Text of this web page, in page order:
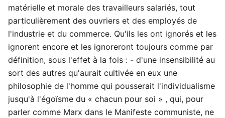
matérielle et morale des travailleurs salariés, tout
particulièrement des ouvriers et des employés de
l'industrie et du commerce. Qu'ils les ont ignorés et les
ignorent encore et les ignoreront toujours comme par
définition, sous l'effet à la fois : - d'une insensibilité au
sort des autres qu'aurait cultivée en eux une
philosophie de l'homme qui pousserait l'individualisme
jusqu'à l'égoïsme du « chacun pour soi » , qui, pour
parler comme Marx dans le Manifeste communiste, ne